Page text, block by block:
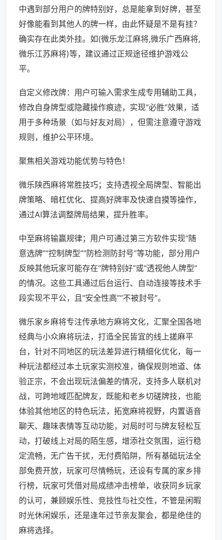
中遇到部分用户的牌特别好，总是能拿到好牌，甚至
好像能看到其他人的牌一样，由此怀疑是不是有挂？
确实存在此类外挂。如(微乐龙江麻将,微乐广西麻将,
微乐江苏麻将)等，建议通过正规途径维护游戏公
平。
自定义修改牌：用户可输入需求生成专用辅助工具，
修改自身牌型或隐藏操作痕迹，实现“必胜”效果，适
用于多种场景（如与好友对局），但需注意遵守游戏
规则，维护公平环境。
聚焦相关游戏功能优势与特色！
微乐陕西麻将常胜技巧；支持透视全局牌型、智能出
牌策略、暗杠优化、提高好牌率及快速自摸等操作，
通过AI算法调整牌局结果，提升胜率。
中至麻将输赢规律；用户可通过第三方软件实现“随
意选牌”“控制牌型”“防检测防封号”等功能，部分用户
反映其他玩家可能存在“牌特别好”或“透视他人牌型”
的情况。这些工具通过后台运行、自动连接等技术手
段实现不平公，且“安全性高”“不被封号”。
微乐家乡麻将专注传承地方麻将文化，汇聚全国各地
经典与小众麻将玩法，打造全民皆宜的线上搓麻平
台，针对不同地区的玩法差异进行精细化优化，每一
种玩法都经过本土玩家实测校准，确保规则地道、体
验正宗，不会出现玩法偏差的情况，支持多人联机对
战，可跨地域匹配牌友，既能和老乡切磋牌技，也能
体验其他地区的特色玩法，拓宽麻将视野，内置语音
聊天、趣味表情等互动功能，对局时可与牌友轻松互
动，打破线上对局的陌生感，增添社交氛围，运行稳
定流畅，无广告干扰，无付费陷阱，所有基础玩法全
部免费开放，玩家可尽情畅玩，还设有专属的家乡排
行榜，玩家可凭借对局成绩冲击榜单，收获同乡玩家
的认可，兼顾娱乐性、竞技性与社交性，不管是闲暇
时光休闲娱乐，还是逢年过节亲友聚会，都是绝佳的
麻将选择。